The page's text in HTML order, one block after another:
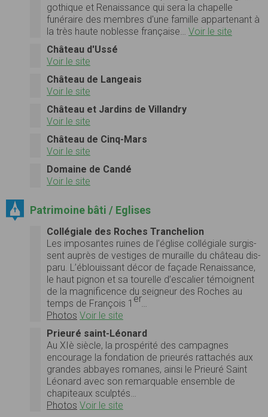
gothique et Renaissance qui sera la chapelle
funéraire des membres d'une famille appartenant à
la très haute noblesse française… Voir le site
Château d'Ussé
Voir le site
Château de Langeais
Voir le site
Château et Jardins de Villandry
Voir le site
Château de Cinq-Mars
Voir le site
Domaine de Candé
Voir le site
Patrimoine bâti / Eglises
Collégiale des Roches Tranchelion
Les imposantes ruines de l’église col­lé­giale sur­gis­
sent auprès de ves­tiges de muraille du château dis­
paru. L’éblouissant décor de façade Renais­sance,
le haut pignon et sa tourelle d’escalier témoignent
de la mag­nif­i­cence du seigneur des Roches au
temps de François 1 er…
Photos Voir le site
Prieuré saint-Léonard
Au XIè siè­cle, la prospérité des cam­pagnes
encour­age la fon­da­tion de prieurés rat­tachés aux
grandes abbayes romanes, ainsi le Prieuré Saint
Léonard avec son remar­quable ensem­ble de
chapiteaux sculptés…
Photos Voir le site